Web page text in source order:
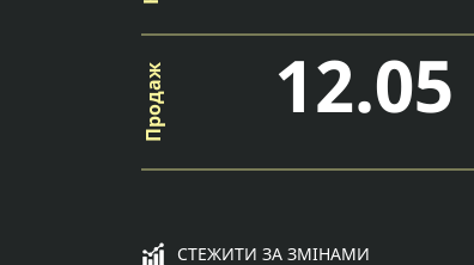
12.05
СТЕЖИТИ ЗА ЗМІНАМИ